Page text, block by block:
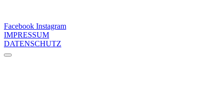
Facebook Instagram
IMPRESSUM
DATENSCHUTZ